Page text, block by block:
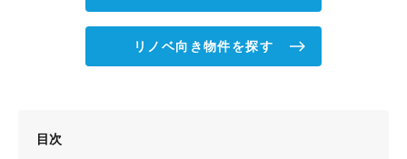
リノベ向き物件を探す
目次